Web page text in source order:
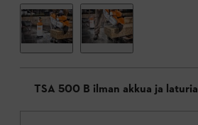
TSA 500 B ilman akkua ja laturia